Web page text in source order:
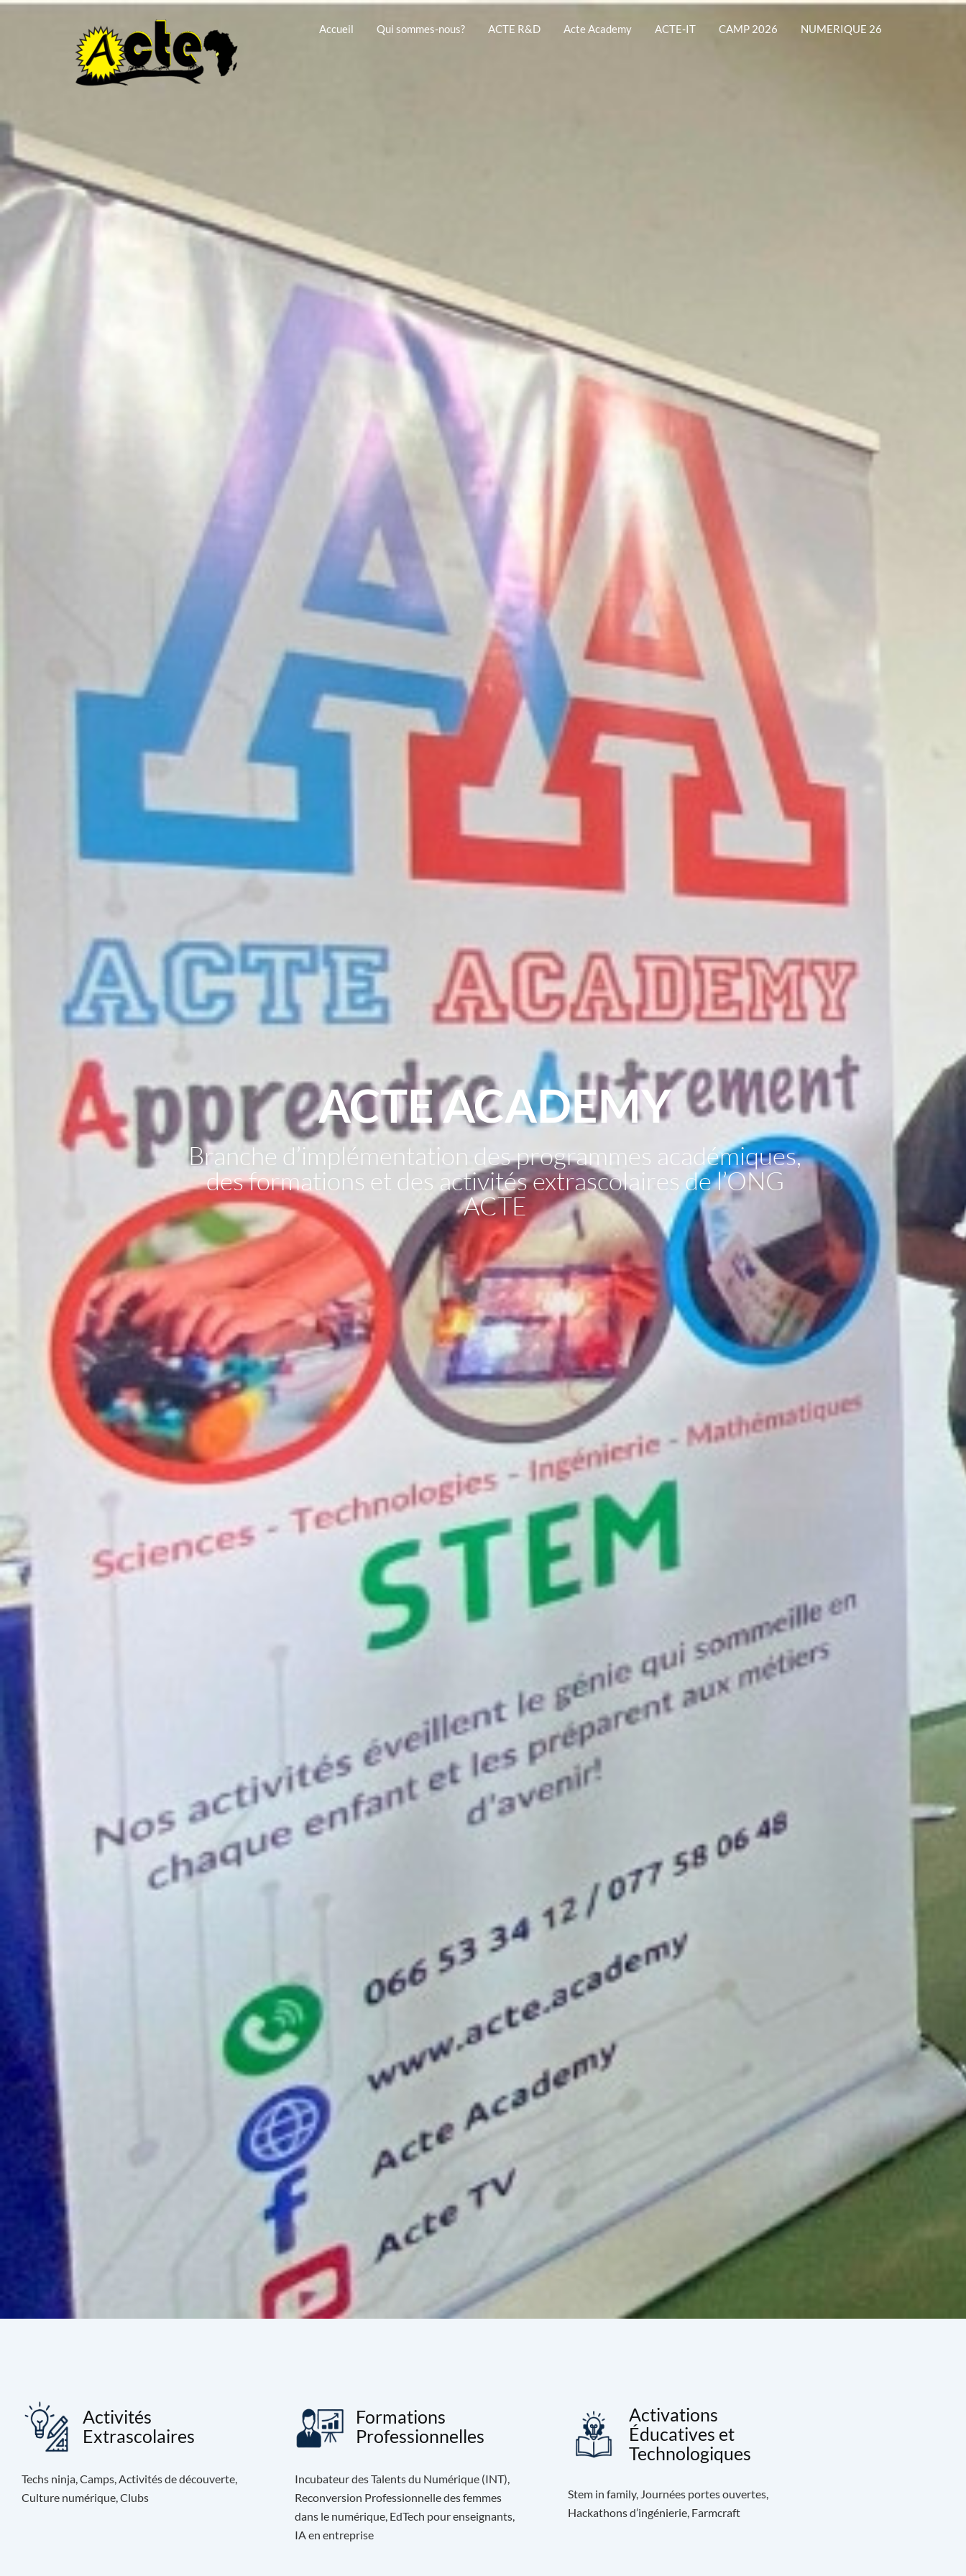
Accueil Qui sommes-nous? ACTE R&D Acte Academy ACTE-IT CAMP 2026 NUMERIQUE 26
ACTE ACADEMY
Branche d’implémentation des programmes académiques,
des formations et des activités extrascolaires de l’ONG
ACTE
Activités
Extrascolaires
Techs ninja, Camps, Activités de découverte,
Culture numérique, Clubs
Formations
Professionnelles
Incubateur des Talents du Numérique (INT),
Reconversion Professionnelle des femmes
dans le numérique, EdTech pour enseignants,
IA en entreprise
Activations
Éducatives et
Technologiques
Stem in family, Journées portes ouvertes,
Hackathons d’ingénierie, Farmcraft